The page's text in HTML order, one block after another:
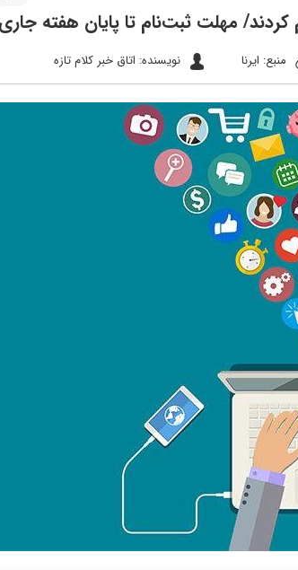
منبع: ایرنا نویسنده: اتاق خبر کلام تازه